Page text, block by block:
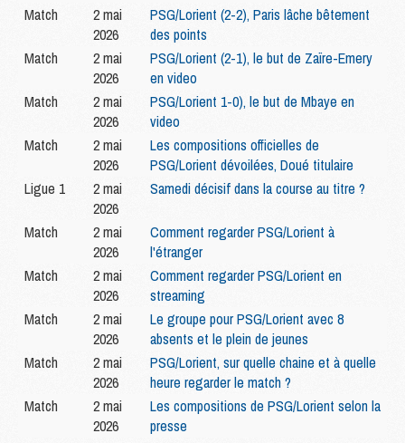
Match
2 mai
2026
PSG/Lorient (2-2), Paris lâche bêtement
des points
Match
2 mai
2026
PSG/Lorient (2-1), le but de Zaïre-Emery
en video
Match
2 mai
2026
PSG/Lorient 1-0), le but de Mbaye en
video
Match
2 mai
2026
Les compositions officielles de
PSG/Lorient dévoilées, Doué titulaire
Ligue 1
2 mai
2026
Samedi décisif dans la course au titre ?
Match
2 mai
2026
Comment regarder PSG/Lorient à
l'étranger
Match
2 mai
2026
Comment regarder PSG/Lorient en
streaming
Match
2 mai
2026
Le groupe pour PSG/Lorient avec 8
absents et le plein de jeunes
Match
2 mai
2026
PSG/Lorient, sur quelle chaine et à quelle
heure regarder le match ?
Match
2 mai
2026
Les compositions de PSG/Lorient selon la
presse